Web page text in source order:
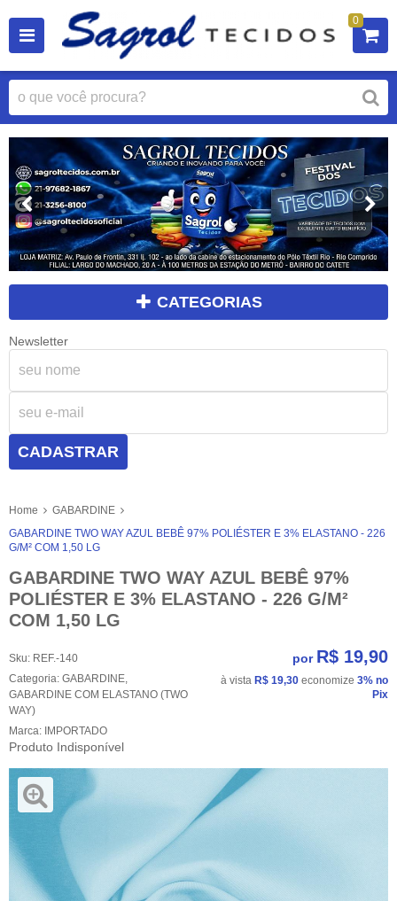
0
CATEGORIAS
Newsletter
CADASTRAR
Home
GABARDINE
GABARDINE TWO WAY AZUL BEBÊ 97% POLIÉSTER E 3% ELASTANO - 226
G/M² COM 1,50 LG
GABARDINE TWO WAY AZUL BEBÊ 97%
POLIÉSTER E 3% ELASTANO - 226 G/M²
COM 1,50 LG
Sku: REF.-140
Categoria: GABARDINE,
GABARDINE COM ELASTANO (TWO
WAY)
Marca: IMPORTADO
Produto Indisponível
por R$ 19,90
à vista R$ 19,30 economize 3% no
Pix